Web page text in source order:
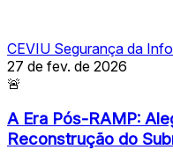
CEVIU Segurança da
27 de fev. de 2026
🚨
A Era Pós-RAMP:
Reconstrução do